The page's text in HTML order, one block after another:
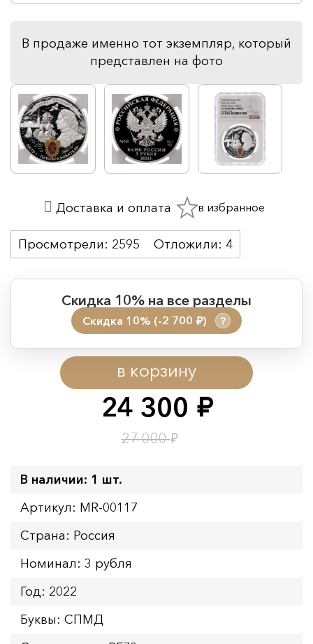
В продаже именно тот экземпляр, который
представлен на фото
24 300 руб.
27 000₽
в корзину
Скидка 10% на все разделы
Скидка 10% (-2 700 руб.) ?
Период действия акции:
Начало:
08.08.2026 00:01
Окончание:
09.08.2026 23:59
Время до окончания:
Просмотрели: 2595 Отложили: 4
Доставка и оплата в избранное
В наличии: 1 шт.
Артикул: MR-00117
Страна: Россия
Номинал: 3 рубля
Год: 2022
Буквы: СПМД